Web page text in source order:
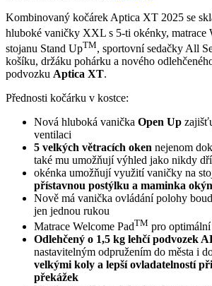
Kombinovaný kočárek Aptica XT 2025 se
hluboké vaničky XXL s 5-ti okénky, matrace
stojanu Stand UpTM, sportovní sedačky All
košíku, držáku pohárku a nového
podvozku Aptica XT.
Přednosti kočárku v kostce:
Nová hluboká vanička Open Up
ventilaci
5 velkých větracích oken nejenom
také mu umožňují výhled jako nikdy
okénka umožňují využití vaničky na
přístavnou postýlku a maminka
Nově má vanička ovládání polohy
jen jednou rukou
Matrace Welcome PadTM pro
Odlehčený o 1,5 kg lehčí podvozek
nastavitelným odpružením do města i
velkými koly a lepší ovladatelností
překážek